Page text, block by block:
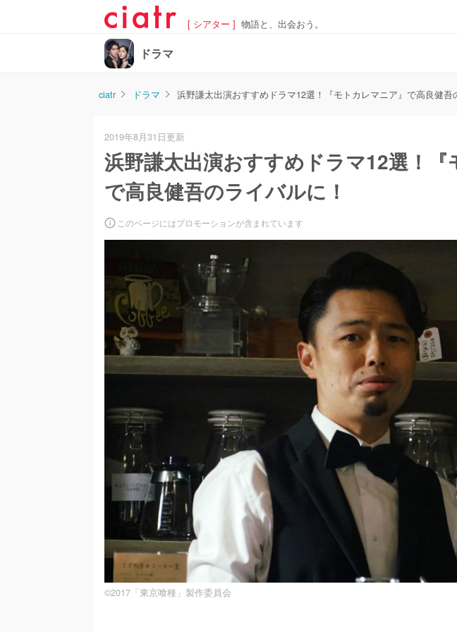
[ シアター ] 物語と、出会おう。
ドラマ
ciatr ドラマ 浜野謙太出演おすすめドラマ12選！『モトカレマニア』で高良健吾
2019年8月31日更新
浜野謙太出演おすすめドラマ12選！『
で高良健吾のライバルに！
このページにはプロモーションが含まれています
©2017「東京喰種」製作委員会